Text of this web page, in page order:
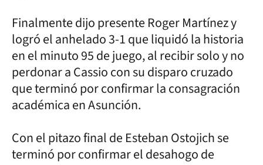
Finalmente dijo presente Roger Martínez y
logró el anhelado 3-1 que liquidó la historia
en el minuto 95 de juego, al recibir solo y no
perdonar a Cassio con su disparo cruzado
que terminó por confirmar la consagración
académica en Asunción.
Con el pitazo final de Esteban Ostojich se
terminó por confirmar el desahogo de